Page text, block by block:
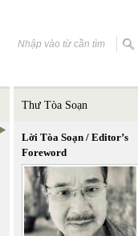
Thư Tòa Soạn
Lời Tòa Soạn / Editor’s
Foreword